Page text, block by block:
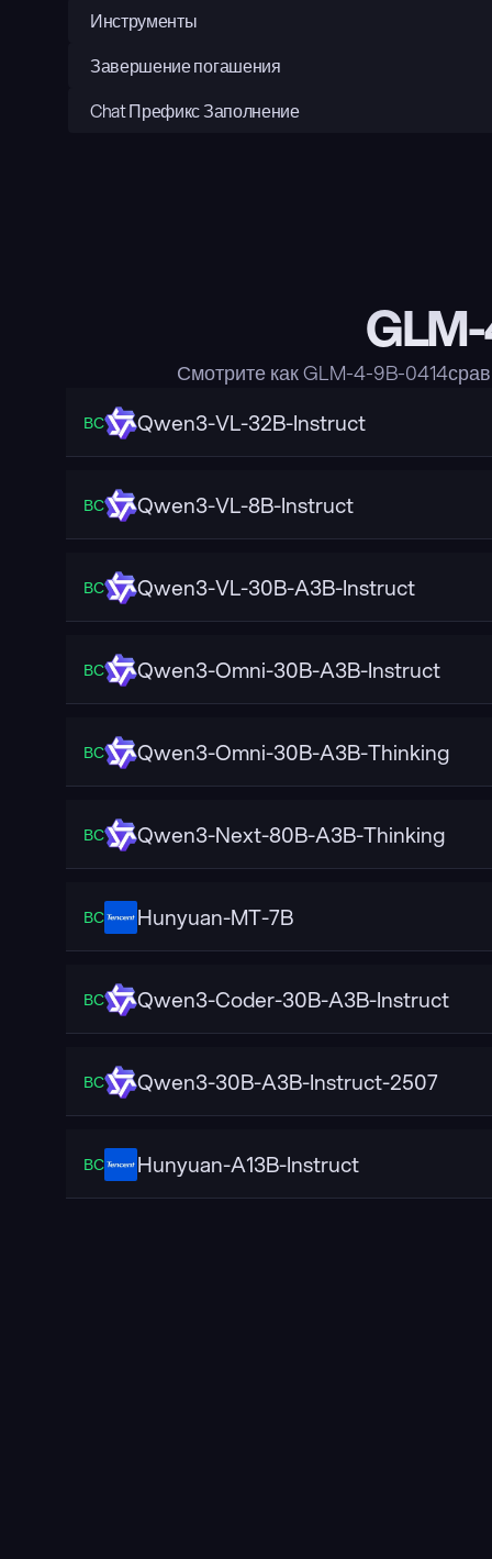
Инструменты
Завершение погашения
Chat Префикс Заполнение
Смотрите как GLM-4-9B-
ВС Qwen3-VL-32B-Instruct
ВС Qwen3-VL-8B-Instruct
ВС Qwen3-VL-30B-A3B-Instruct
ВС Qwen3-Omni-30B-A3B-Instruct
ВС Qwen3-Omni-30B-A3B-Thinking
ВС Qwen3-Next-80B-A3B-Thinking
ВС Hunyuan-MT-7B
ВС Qwen3-Coder-30B-A3B-Instruct
ВС Qwen3-30B-A3B-Instruct-2507
ВС Hunyuan-A13B-Instruct